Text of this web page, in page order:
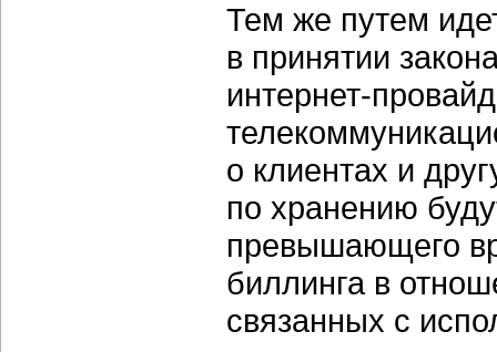
Тем же путем
в принятии
интернет-
о клиентах и
по хранению
превышающего
биллинга в
связанных с